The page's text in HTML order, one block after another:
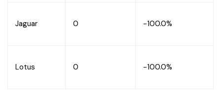
Jaguar 0 -100.0%
Lotus 0 -100.0%